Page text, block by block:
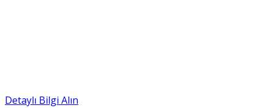
Detaylı Bilgi Alın